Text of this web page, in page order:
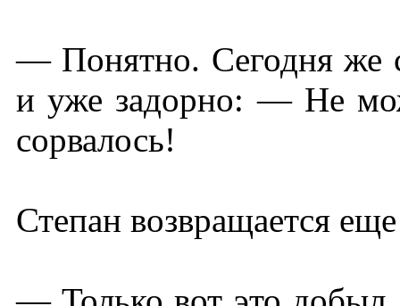
— Понятно. Сегодня же
и уже задорно: — Не
сорвалось!
Степан возвращается